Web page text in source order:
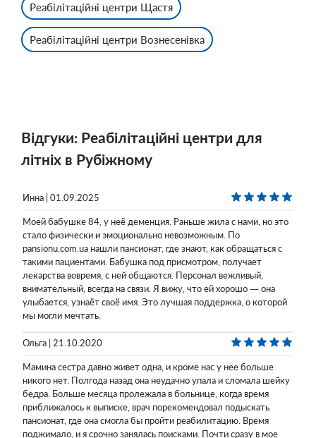
Реабілітаційні центри Щастя
Реабілітаційні центри Вознесенівка
Відгуки: Реабілітаційні центри для
літніх в Рубіжному
Инна | 01.09.2025
Моей бабушке 84, у неё деменция. Раньше жила с нами, но это
стало физически и эмоционально невозможным. По
pansionu.com.ua нашли пансионат, где знают, как обращаться с
такими пациентами. Бабушка под присмотром, получает
лекарства вовремя, с ней общаются. Персонал вежливый,
внимательный, всегда на связи. Я вижу, что ей хорошо — она
улыбается, узнаёт своё имя. Это лучшая поддержка, о которой
мы могли мечтать.
Ольга | 21.10.2020
Мамина сестра давно живет одна, и кроме нас у нее больше
никого нет. Полгода назад она неудачно упала и сломала шейку
бедра. Больше месяца пролежала в больнице, когда время
приближалось к выписке, врач порекомендовал подыскать
пансионат, где она смогла бы пройти реабилитацию. Время
поджимало, и я срочно занялась поисками. Почти сразу в мое